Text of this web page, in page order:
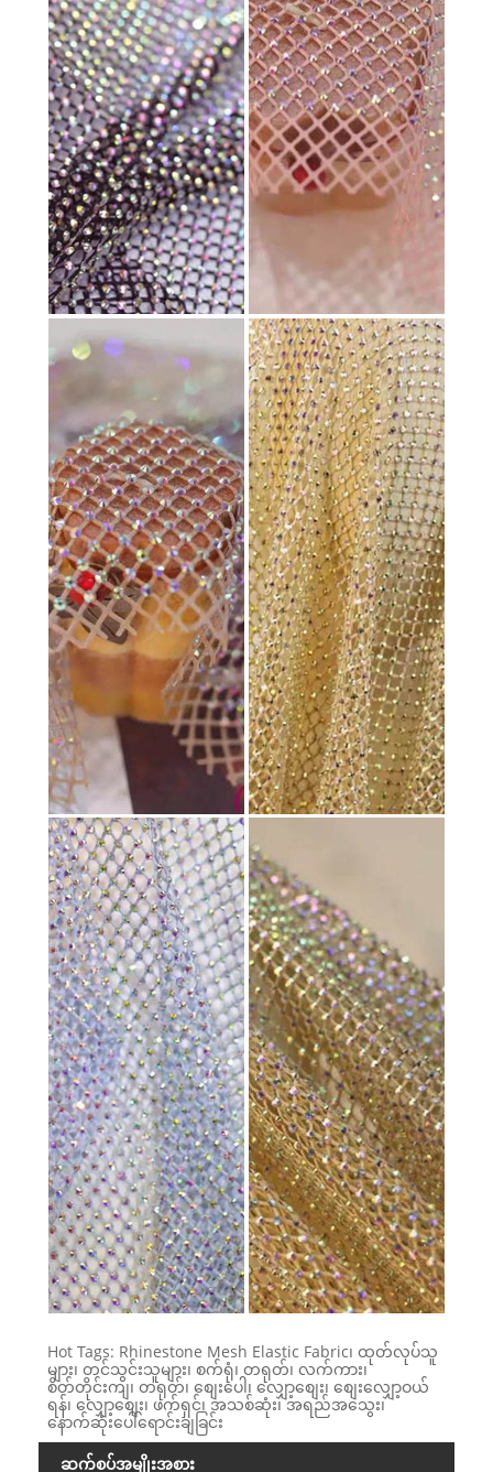
Hot Tags: Rhinestone Mesh Elastic Fabric၊ ထုတ်လုပ်သူ
များ၊ တင်သွင်းသူများ၊ စက်ရုံ၊ တရုတ်၊ လက်ကား၊
စိတ်တိုင်းကျ၊ တရုတ်၊ စျေးပေါ၊ လျှော့စျေး၊ စျေးလျှော့ဝယ်
ရန်၊ လျှော့စျေး၊ ဖက်ရှင်၊ အသစ်ဆုံး၊ အရည်အသွေး၊
နောက်ဆုံးပေါ်ရောင်းချခြင်း
ဆက်စပ်အမျိုးအစား